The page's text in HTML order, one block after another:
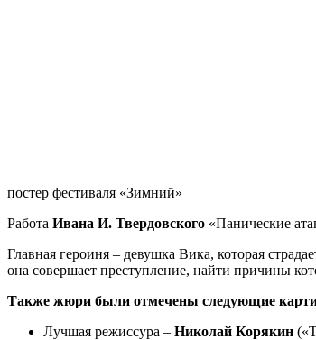
постер фестиваля «Зимний»
Работа Ивана И. Твердовского «Панические
Главная героиня – девушка Вика, которая
она совершает преступление, найти причины
Также жюри были отмечены следующие
Лучшая режиссура – Николай Корякин